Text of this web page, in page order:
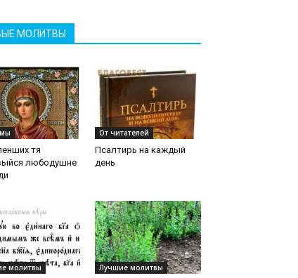
МОЛИТВЫ
тя
любодушне
От читателей
Псалтирь на каждый
день
молитвы Лучшие молитвы